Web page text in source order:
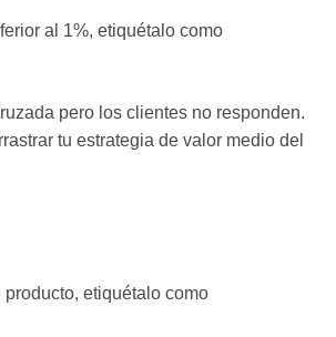
al 1%, etiquétalo como
pero los clientes no responden.
tu estrategia de valor medio del
etiquétalo como